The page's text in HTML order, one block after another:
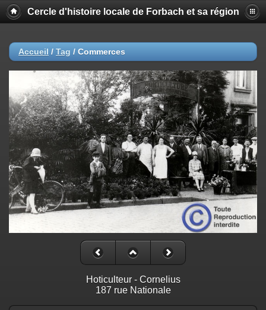
Cercle d'histoire locale de Forbach et sa région
Accueil / Tag / Commerces
Hoticulteur - Cornelius
187 rue Nationale